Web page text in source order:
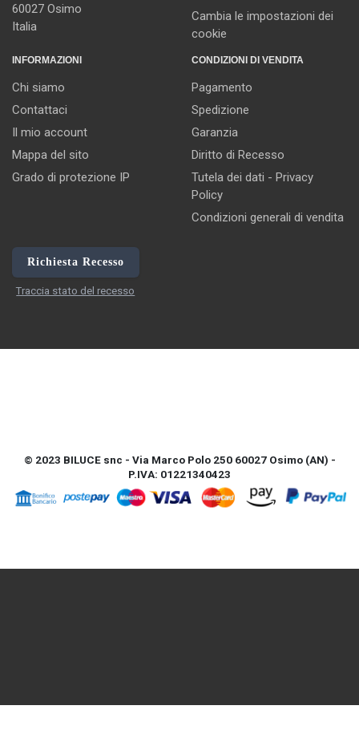
60027 Osimo
Italia
Cambia le impostazioni dei
cookie
INFORMAZIONI
Chi siamo
Contattaci
Il mio account
Mappa del sito
Grado di protezione IP
CONDIZIONI DI VENDITA
Pagamento
Spedizione
Garanzia
Diritto di Recesso
Tutela dei dati - Privacy
Policy
Condizioni generali di vendita
Richiesta Recesso
Traccia stato del recesso
© 2023 BILUCE snc - Via Marco Polo 250 60027 Osimo (AN) -
P.IVA: 01221340423